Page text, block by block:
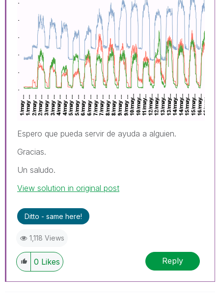
Espero que pueda servir de ayuda a alguien.
Gracias.
Un saludo.
View solution in original post
Ditto - same here!
1,118 Views
0 Likes Reply